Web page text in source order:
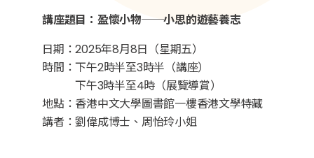
講座題目：盈懷小物──小思的遊藝養志
日期：2025年8月8日（星期五）
時間：下午2時半至3時半（講座）
下午3時半至4時（展覽導賞）
地點：香港中文大學圖書館一樓香港文學特藏
講者：劉偉成博士、周怡玲小姐